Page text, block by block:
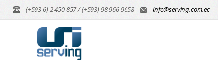
(+593 6) 2 450 857 / (+593) 98 966 9658 info@serving.com.ec